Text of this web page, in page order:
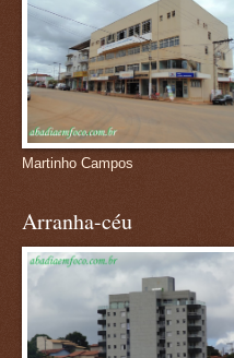
Martinho Campos
Arranha-céu